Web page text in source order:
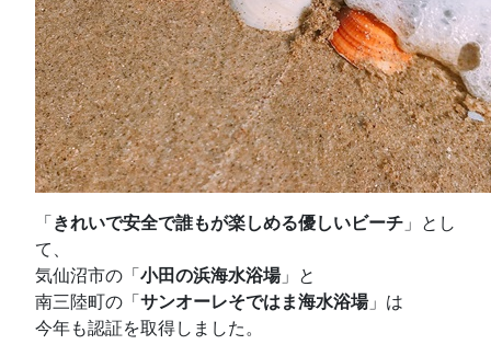
「 きれいで安全で誰もが楽しめる優しいビーチ 」とし
て、
気仙沼市の「 小田の浜海水浴場」と
南三陸町の「 サンオーレそではま海水浴場」は
今年も認証を取得しました。